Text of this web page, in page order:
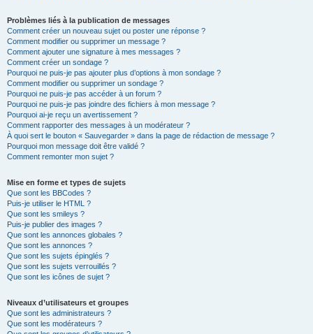
Problèmes liés à la publication de messages
Comment créer un nouveau sujet ou poster une réponse ?
Comment modifier ou supprimer un message ?
Comment ajouter une signature à mes messages ?
Comment créer un sondage ?
Pourquoi ne puis-je pas ajouter plus d’options à mon sondage ?
Comment modifier ou supprimer un sondage ?
Pourquoi ne puis-je pas accéder à un forum ?
Pourquoi ne puis-je pas joindre des fichiers à mon message ?
Pourquoi ai-je reçu un avertissement ?
Comment rapporter des messages à un modérateur ?
À quoi sert le bouton « Sauvegarder » dans la page de rédaction de message ?
Pourquoi mon message doit être validé ?
Comment remonter mon sujet ?
Mise en forme et types de sujets
Que sont les BBCodes ?
Puis-je utiliser le HTML ?
Que sont les smileys ?
Puis-je publier des images ?
Que sont les annonces globales ?
Que sont les annonces ?
Que sont les sujets épinglés ?
Que sont les sujets verrouillés ?
Que sont les icônes de sujet ?
Niveaux d’utilisateurs et groupes
Que sont les administrateurs ?
Que sont les modérateurs ?